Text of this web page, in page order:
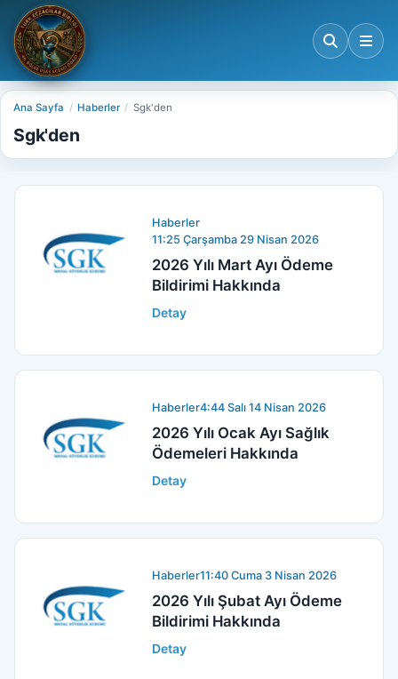
Ana Sayfa Haberler Sgk'den
Sgk'den
Haberler
11:25 Çarşamba 29 Nisan 2026
2026 Yılı Mart Ayı Ödeme
Bildirimi Hakkında
Detay
Haberler4:44 Salı 14 Nisan 2026
2026 Yılı Ocak Ayı Sağlık
Ödemeleri Hakkında
Detay
Haberler11:40 Cuma 3 Nisan 2026
2026 Yılı Şubat Ayı Ödeme
Bildirimi Hakkında
Detay